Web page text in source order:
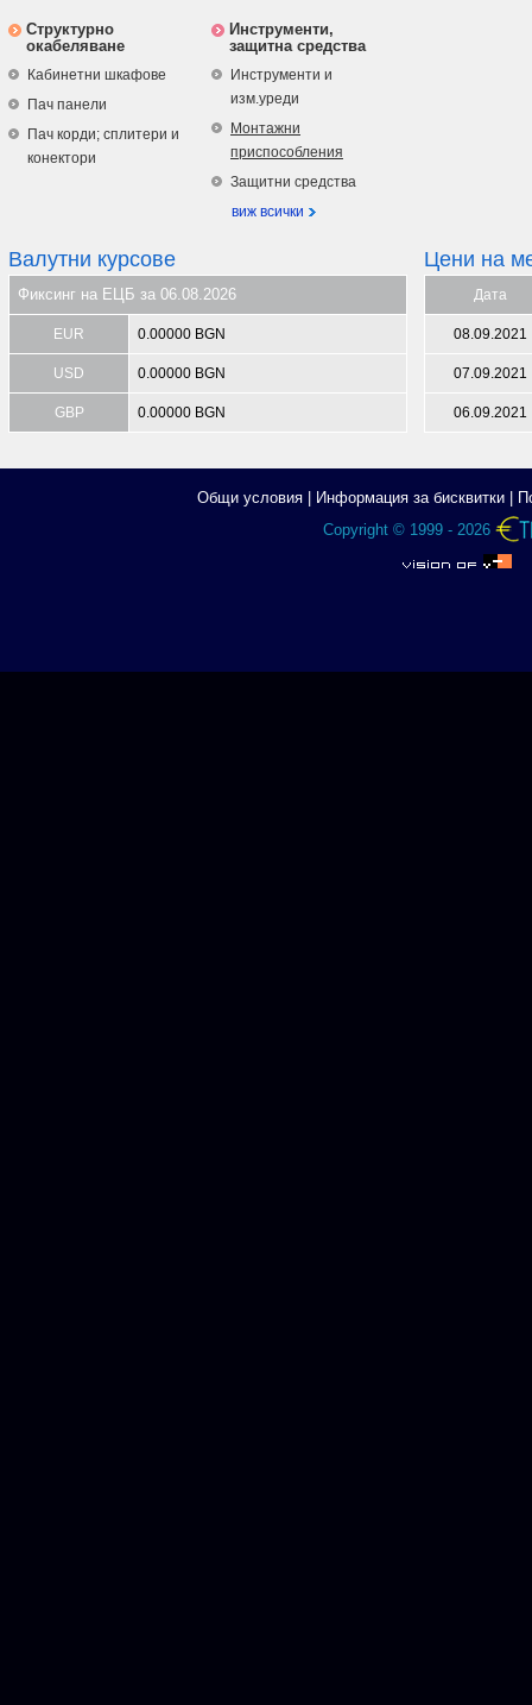
Структурно
окабеляване
Кабинетни шкафове
Пач панели
Пач корди; сплитери и
конектори
Инструменти,
защитна средства
Инструменти и
изм.уреди
Монтажни
приспособления
Защитни средства
виж всички
Валутни курсове
Фиксинг на ЕЦБ за 06.08.2026
EUR 0.00000 BGN
USD 0.00000 BGN
GBP 0.00000 BGN
Цени на
Дата
08.09.2021
07.09.2021
06.09.2021
Общи условия| Информация за бисквитки|
Copyright © 1999 - 2026